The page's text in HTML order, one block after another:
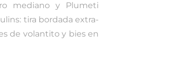
mediano y Plumeti
tira bordada extra-
de volantito y bies en